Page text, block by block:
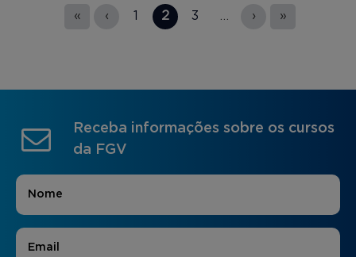
« ‹ 1 2 3 › »
Receba informações sobre os cursos
da FGV
Nome
E-mail